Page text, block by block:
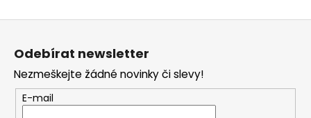
Z
Odebírat newsletter
Nezmeškejte žádné novinky či slevy!
E-mail